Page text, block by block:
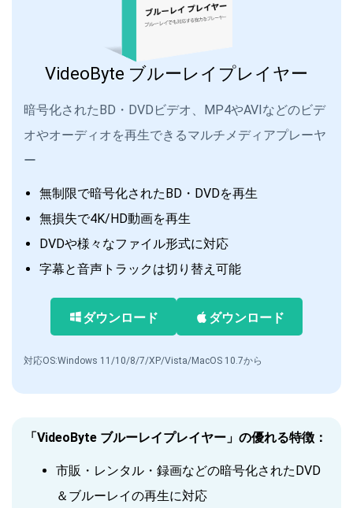
VideoByte ブルーレイプレイヤー
暗号化されたBD・DVDビデオ、MP4やAVIなどのビデ
オやオーディオを再生できるマルチメディアプレーヤ
ー
無制限で暗号化されたBD・DVDを再生
無損失で4K/HD動画を再生
DVDや様々なファイル形式に対応
字幕と音声トラックは切り替え可能
ダウンロード ダウンロード
対応OS:Windows 11/10/8/7/XP/Vista/MacOS 10.7から
「VideoByte ブルーレイプレイヤー」の優れる特徴：
市販・レンタル・録画などの暗号化されたDVD
＆ブルーレイの再生に対応